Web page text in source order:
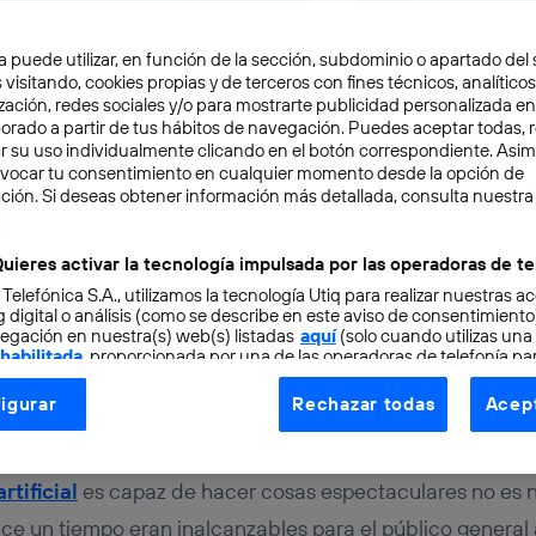
ARTIFICIAL 6 min
de ChatGPT en
es capaz de hacer cosas espectaculares no es
un tiempo eran inalcanzables para el público general
puede utilizar, en función de la sección, subdominio o apartado del
visitando, cookies propias y de terceros con fines técnicos,
redes sociales y/o para mostrarte publicidad personalizada
a partir de tus hábitos de navegación. Puedes aceptar todas,
su uso individualmente clicando en el botón correspondiente.
tu consentimiento en cualquier momento desde la opción de
Si deseas obtener información más detallada, consulta nuestra
activar la tecnología impulsada por las operadoras de
S.A., utilizamos la tecnología Utiq para realizar nuestras
digital o análisis (como se describe en este aviso de
en nuestra(s) web(s) listadas aquí(solo cuando utilizas una
, proporcionada por una de las operadoras de telefonía
consentimiento en cada página web).
Utiq está diseñada con la privacidad como prioridad
dirección IP y otra información de la cuenta de cliente de
la conexión que utilizas (p. ej., número de teléfono móvil).
Rechazar todas